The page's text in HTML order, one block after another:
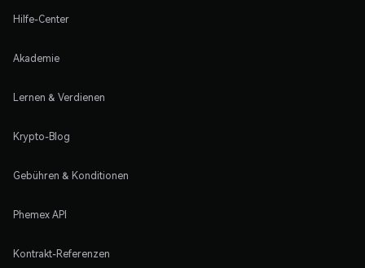
Hilfe-Center
Akademie
Lernen & Verdienen
Krypto-Blog
Gebühren & Konditionen
Phemex API
Kontrakt-Referenzen